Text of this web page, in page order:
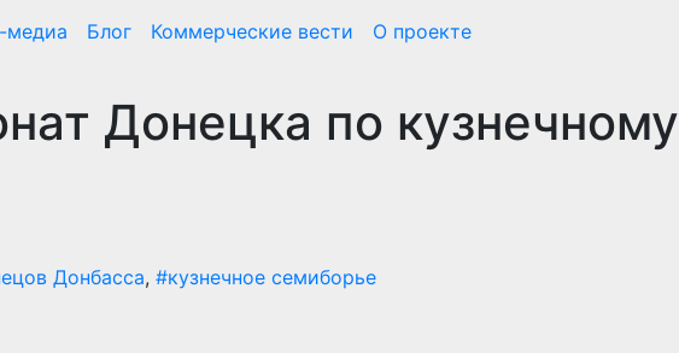
медиа Блог Коммерческие вести
О проекте
Донецка по кузнечному
Донбасса, #кузнечное семиборье